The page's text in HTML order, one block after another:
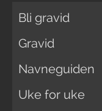
Bli gravid
Gravid
Navneguiden
Uke for uke